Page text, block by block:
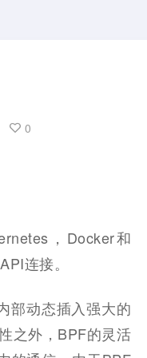
0
，Docker和
连接。
部动态插入强大的
之外，BPF的灵活